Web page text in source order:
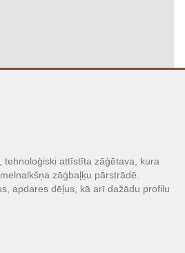
tehnoloģiski attīstīta zāģētava, kura
zāģbaļķu pārstrādē.
apdares dēļus, kā arī dažādu profilu